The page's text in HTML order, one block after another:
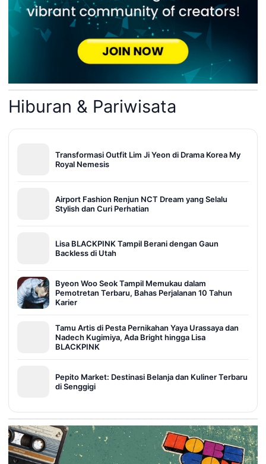
Hiburan & Pariwisata
Transformasi Outfit Lim Ji Yeon di Drama Korea My
Royal Nemesis
Airport Fashion Renjun NCT Dream yang Selalu
Stylish dan Curi Perhatian
Lisa BLACKPINK Tampil Berani dengan Gaun
Backless di Utah
Byeon Woo Seok Tampil Memukau dalam
Pemotretan Terbaru, Bahas Perjalanan 10 Tahun
Karier
Tamu Artis di Pesta Pernikahan Yaya Urassaya dan
Nadech Kugimiya, Ada Bright hingga Lisa
BLACKPINK
Pepito Market: Destinasi Belanja dan Kuliner Terbaru
di Senggigi